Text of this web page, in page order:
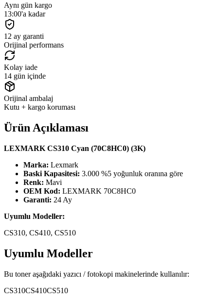
Aynı gün kargo
13:00'a kadar
12 ay garanti
Orijinal performans
Kolay iade
14 gün içinde
Orijinal ambalaj
Kutu + kargo koruması
Ürün Açıklaması
LEXMARK CS310 Cyan (70C8HC0) (3K)
Marka: Lexmark
Baski Kapasitesi: 3.000 %5 yoğunluk oranına göre
Renk: Mavi
OEM Kod: LEXMARK 70C8HC0
Garanti: 24 Ay
Uyumlu Modeller:
CS310, CS410, CS510
Uyumlu Modeller
Bu toner aşağıdaki yazıcı / fotokopi makinelerinde kullanılır:
CS310CS410CS510